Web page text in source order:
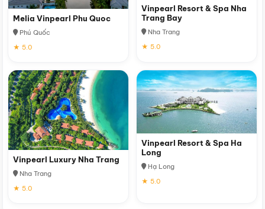
Melia Vinpearl Phu Quoc
Phú Quốc
★ 5.0
Vinpearl Resort & Spa Nha
Trang Bay
Nha Trang
★ 5.0
Vinpearl Luxury Nha Trang
Nha Trang
★ 5.0
Vinpearl Resort & Spa Ha
Long
Hạ Long
★ 5.0